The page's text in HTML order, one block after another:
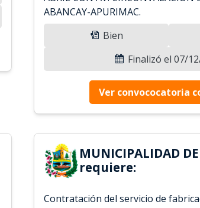
ABANCAY-APURIMAC.
Bien
Finalizó el 07/
Ver convococatoria
MUNICIPALIDAD
requiere:
Contratación del servicio de